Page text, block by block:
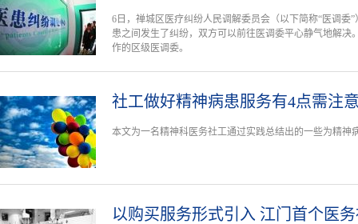
6日，禅城区医疗纠纷人民调解委员会（以下简称“医调委
患之间发生了纠纷，双方可以前往医调委平心静气地解决
作的区级医调委。
社工做好精神病患服务有4点需注
本文为一名精神科医务社工通过实践总结出的一些为精神
以购买服务形式引入 江门首个医